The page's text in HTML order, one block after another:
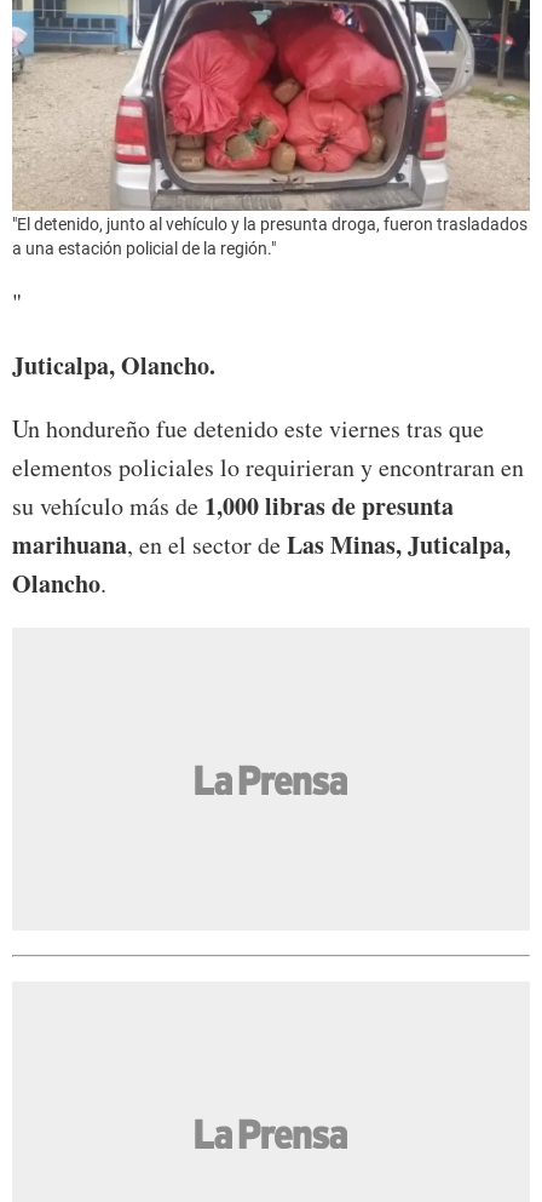
"El detenido, junto al vehículo y la presunta droga, fueron trasladados
a una estación policial de la región."
"
Juticalpa, Olancho.
Un hondureño fue detenido este viernes tras que
elementos policiales lo requirieran y encontraran en
su vehículo más de 1,000 libras de presunta
marihuana, en el sector deLas Minas, Juticalpa,
Olancho.